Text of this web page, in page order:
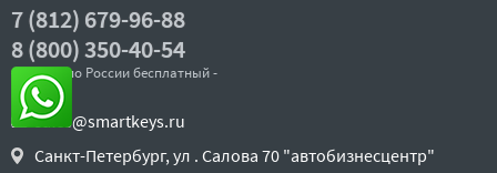
7 (812) 679-96-88
8 (800) 350-40-54
- звонок по России бесплатный -
sales@smartkeys.ru
Санкт-Петербург, ул . Салова 70 "автобизнесцентр"